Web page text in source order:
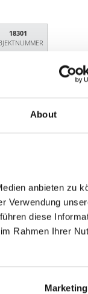
About
anbieten zu
Verwendung
diese
Rahmen Ihrer
Marketing
18301
mit